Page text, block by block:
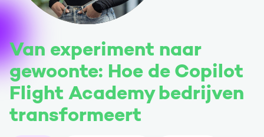
Van experiment naar
gewoonte: Hoe de Copilot
Flight Academy bedrijven
transformeert